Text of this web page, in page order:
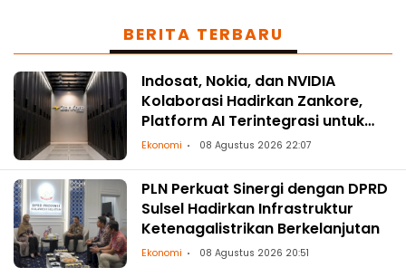
BERITA TERBARU
Indosat, Nokia, dan NVIDIA
Kolaborasi Hadirkan Zankore,
Platform AI Terintegrasi untuk
Asia-Pasifik
Ekonomi 08 Agustus 2026 22:07
PLN Perkuat Sinergi dengan DPRD
Sulsel Hadirkan Infrastruktur
Ketenagalistrikan Berkelanjutan
Ekonomi 08 Agustus 2026 20:51